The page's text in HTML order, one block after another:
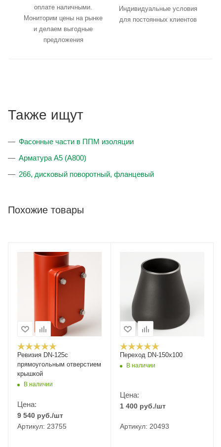
оплате наличными.
Мониторим цены на рынке
и делаем выгодные
предложения
Индивидуальные условия
для постоянных клиентов
Также ищут
Фасонные части в ППМ изоляции
Арматура А5 (А800)
266, дисковый поворотный, фланцевый
Похожие товары
Ревизия DN-125с
прямоугольным отверстием
крышкой
В наличии
Цена:
9 540 руб./шт
Артикул: 23755
Переход DN-150х100
В наличии
Цена:
1 400 руб./шт
Артикул: 20493